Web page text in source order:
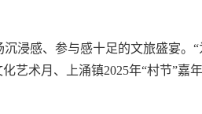
浸感、参与感十足的文旅盛宴。
艺术月、上涌镇2025年“村节”嘉